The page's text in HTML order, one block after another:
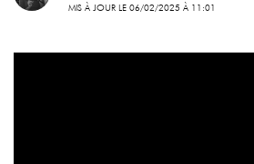
MIS À JOUR LE 06/02/2025 À 11:01